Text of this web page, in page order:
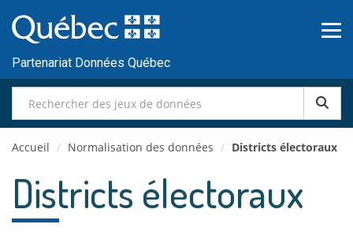
au
contenu
Partenariat Données Québec
Accueil / Normalisation des données / Districts électoraux
Districts électoraux